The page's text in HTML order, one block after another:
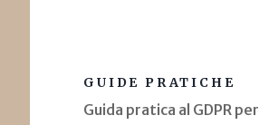
GUIDE PRATICHE
Guida pratica al GDPR per